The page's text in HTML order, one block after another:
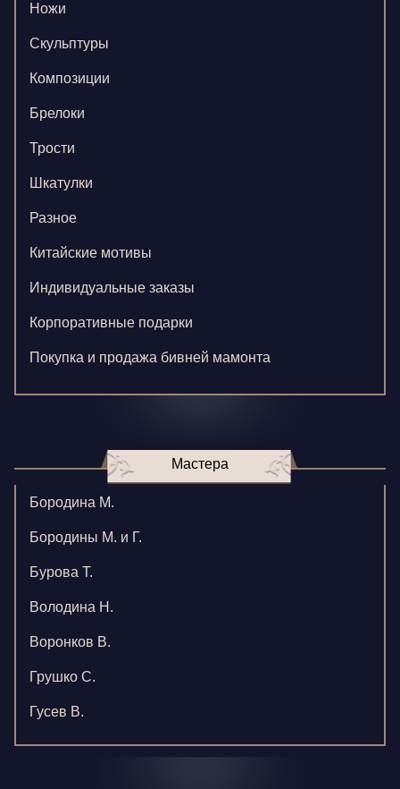
Ножи
Скульптуры
Композиции
Брелоки
Трости
Шкатулки
Разное
Китайские мотивы
Индивидуальные заказы
Корпоративные подарки
Покупка и продажа бивней мамонта
Мастера
Бородина М.
Бородины М. и Г.
Бурова Т.
Володина Н.
Воронков В.
Грушко С.
Гусев В.
Зверева В.